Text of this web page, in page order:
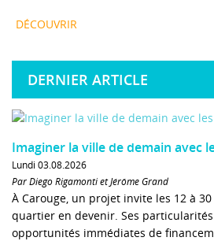
DÉCOUVRIR
DERNIER ARTICLE
Imaginer la ville de demain avec
Lundi 03.08.2026
Par Diego Rigamonti et Jérôme Grand
À Carouge, un projet invite les 12 à
quartier en devenir. Ses
opportunités immédiates de